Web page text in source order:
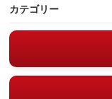
カテゴリー